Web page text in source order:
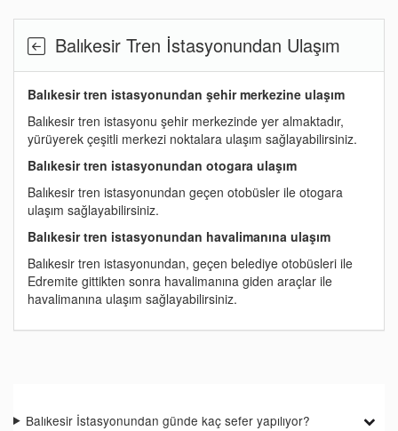
Balıkesir Tren İstasyonundan Ulaşım
Balıkesir tren istasyonundan şehir merkezine ulaşım
Balıkesir tren istasyonu şehir merkezinde yer almaktadır,
yürüyerek çeşitli merkezi noktalara ulaşım sağlayabilirsiniz.
Balıkesir tren istasyonundan otogara ulaşım
Balıkesir tren istasyonundan geçen otobüsler ile otogara
ulaşım sağlayabilirsiniz.
Balıkesir tren istasyonundan havalimanına ulaşım
Balıkesir tren istasyonundan, geçen belediye otobüsleri ile
Edremite gittikten sonra havalimanına giden araçlar ile
havalimanına ulaşım sağlayabilirsiniz.
Balıkesir İstasyonundan günde kaç sefer yapılıyor?